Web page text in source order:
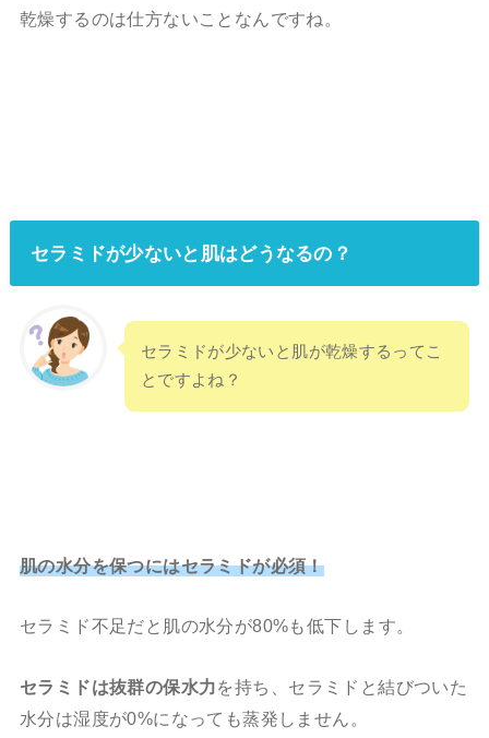
乾燥するのは仕方ないことなんですね。
セラミドが少ないと肌はどうなるの？
セラミドが少ないと肌が乾燥するってこ
とですよね？
肌の水分を保つにはセラミドが必須！
セラミド不足だと肌の水分が80%も低下します。
セラミドは抜群の保水力を持ち、セラミドと結びついた
水分は湿度が0%になっても蒸発しません。